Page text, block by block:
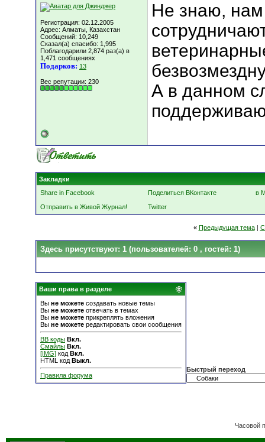
Регистрация: 02.12.2005
Адрес: Алматы, Казахстан
Сообщений: 10,249
Сказал(а) спасибо: 1,995
Поблагодарили 2,874 раз(а) в
1,471 сообщениях
Подарков: 13
Вес репутации: 230
Не знаю, нам
А в данном
Закладки
Share in Facebook
Поделиться ВКонтакте
в
Отправить в Живой Журнал!
Twitter
« Предыдущая тема|
Здесь присутствуют: 1 (пользователей: 0 , гостей: 1)
Ваши права в разделе
Вы не можете создавать новые темы
Вы не можете отвечать в темах
Вы не можете прикреплять вложения
Вы не можете редактировать свои сообщения
BB коды Вкл.
Смайлы Вкл.
[IMG] код Вкл.
HTML код Выкл.
Правила форума
Быстрый переход
Часовой